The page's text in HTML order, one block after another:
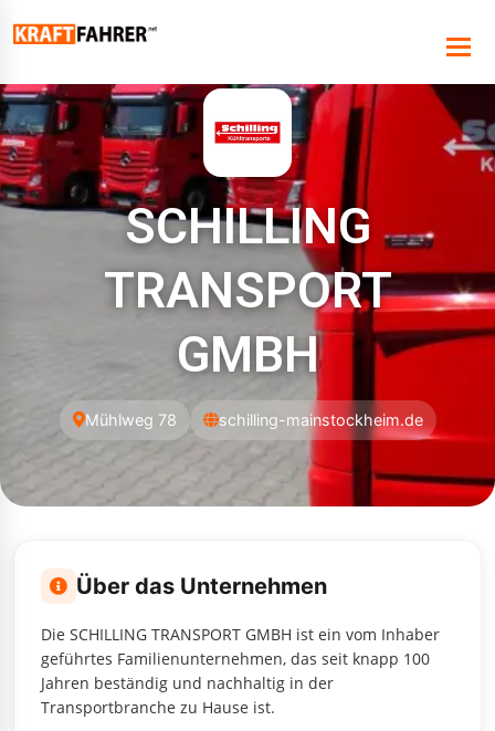
SCHILLING
TRANSPORT
GMBH
Mühlweg 78 schilling-mainstockheim.de
Über das Unternehmen
Die SCHILLING TRANSPORT GMBH ist ein vom Inhaber
geführtes Familienunternehmen, das seit knapp 100
Jahren beständig und nachhaltig in der
Transportbranche zu Hause ist.